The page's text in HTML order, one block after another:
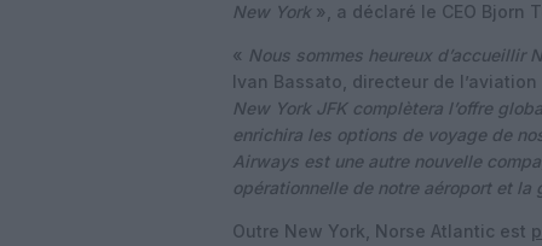
New York », a déclaré le CEO Bjorn
« Nous sommes heureux d’accueillir
Ivan Bassato, directeur de l’aviation
New York JFK complètera l’offre
enrichira les options de voyage de
Airways est une autre nouvelle
opérationnelle de notre aéroport et
Outre New York, Norse Atlantic est